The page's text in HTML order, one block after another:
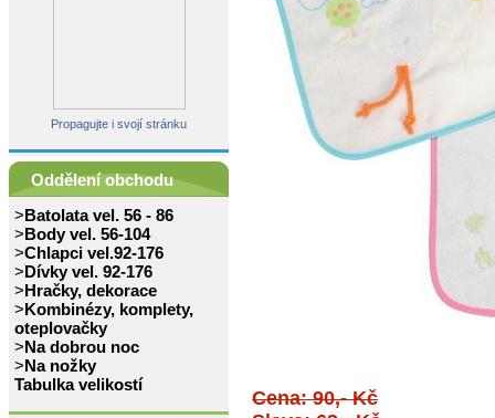
Propagujte i svojí stránku
Oddělení obchodu
>Batolata vel. 56 - 86
>Body vel. 56-104
>Chlapci vel.92-176
>Dívky vel. 92-176
>Hračky, dekorace
>Kombinézy, komplety,
oteplovačky
>Na dobrou noc
>Na nožky
Tabulka velikostí
Cena: 90,- Kč